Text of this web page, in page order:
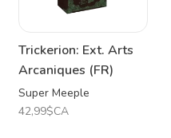
Trickerion: Ext. Arts
Arcaniques (FR)
Super Meeple
42,99$CA